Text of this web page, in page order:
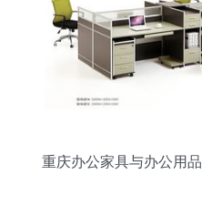
重庆办公家具与办公用